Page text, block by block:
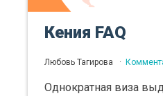
Кения FAQ
Любовь Тагирова
Однократная виза